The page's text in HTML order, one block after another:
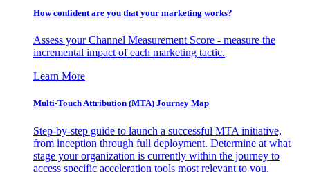
How confident are you that your marketing works?
Assess your Channel Measurement Score - measure the
incremental impact of each marketing tactic.
Learn More
Multi-Touch Attribution (MTA) Journey Map
Step-by-step guide to launch a successful MTA initiative,
from inception through full deployment. Determine at what
stage your organization is currently within the journey to
access specific acceleration tools most relevant to you.